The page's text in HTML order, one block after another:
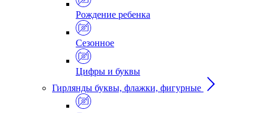
Рождение ребенка
Сезонное
Цифры и буквы
Гирлянды буквы, флажки, фигурные